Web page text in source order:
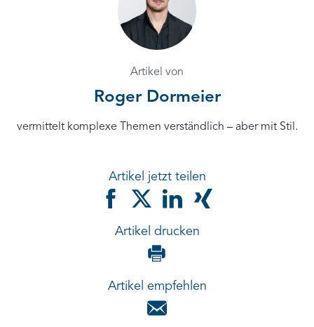
Artikel von
Roger Dormeier
vermittelt komplexe Themen verständlich – aber mit Stil.
Artikel jetzt teilen
Artikel drucken
Artikel empfehlen